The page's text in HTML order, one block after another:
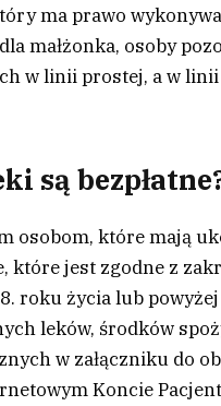
ma prawo
małżonka, osoby
w linii prostej, a w
są
osobom, które mają
które jest zgodne z
roku życia lub
leków, środków
w załączniku do
Koncie